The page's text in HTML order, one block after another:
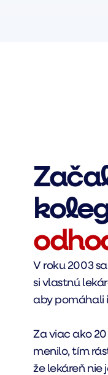
V roku 2003
si vlastnú
aby pomáhali
Za viac ako
menilo, tím
že lekáreň nie